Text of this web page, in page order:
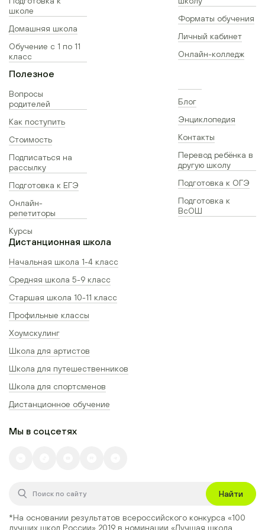
школе
Домашняя школа
Обучение с 1 по 11
класс
Форматы обучения
Личный кабинет
Онлайн-колледж
Полезное
Вопросы
родителей
Как поступить
Стоимость
Подписаться на
рассылку
Подготовка к ЕГЭ
Онлайн-
репетиторы
Курсы
Блог
Энциклопедия
Контакты
Перевод ребёнка в
другую школу
Подготовка к ОГЭ
Подготовка к
ВсОШ
Дистанционная школа
Начальная школа 1-4 класс
Средняя школа 5-9 класс
Старшая школа 10-11 класс
Профильные классы
Хоумскулинг
Школа для артистов
Школа для путешественников
Школа для спортсменов
Дистанционное обучение
Мы в соцсетях
Найти
*На основании результатов всероссийского конкурса «100
лучших школ России» 2019 в номинации «Лучшая школа